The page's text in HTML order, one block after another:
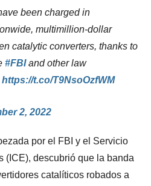
been charged in
multimillion-dollar
catalytic converters, thanks to
#FBIand other law
https://t.co/T9NsoOzfWM
2, 2022
por el FBI y el Servicio
(ICE), descubrió que la banda
catalíticos robados a